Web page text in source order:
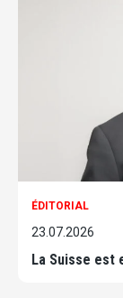
ÉDITORIAL
23.07.2026
La Suisse est